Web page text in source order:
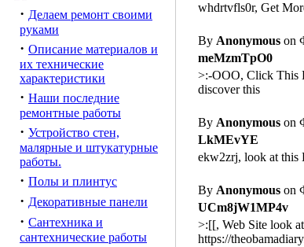
· Делаем ремонт своими
руками
· Описание материалов и
их технические
характеристики
· Наши последние
ремонтные работы
· Устройство стен,
малярные и штукатурные
работы.
· Полы и плинтус
· Декоративные панели
· Сантехника и
сантехнические работы
whdrtvfls0r, Get
By Anonymous on
meMzmTpO0
>:-OOO, Click This
discover this
By Anonymous on
LkMEvYE
ekw2zrj, look at this
By Anonymous on
UCm8jW1MP4v
>:[[, Web Site look
https://